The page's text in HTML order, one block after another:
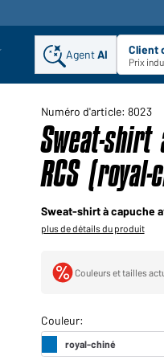
AgentAI Client
Prix
Numéro d'article: 8023
Sweat-shirt
RCS (royal-
Sweat-shirt à capuche
plus de détails du produit
Couleurs et tailles